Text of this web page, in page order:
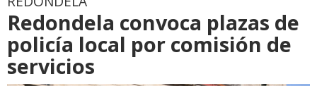
Redondela convoca plazas de
policía local por comisión de
servicios